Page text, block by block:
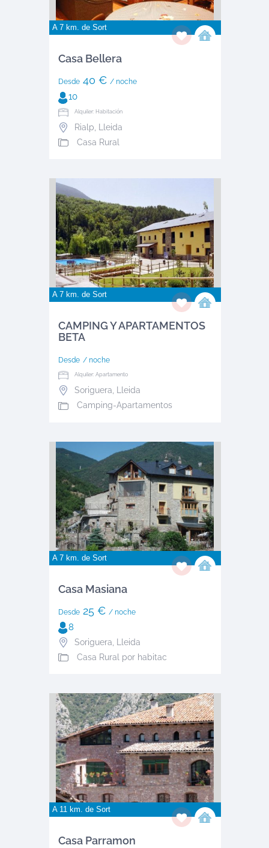
A 7 km. de Sort
Casa Bellera
Desde40 € / noche
10
Alquiler: Habitación
Rialp
Lleida
Casa Rural
A 7 km. de Sort
CAMPING Y APARTAMENTOS
BETA
Desde / noche
Alquiler: Apartamento
Soriguera
Lleida
Camping-Apartamentos
A 7 km. de Sort
Casa Masiana
Desde25 € / noche
8
Soriguera Lleida
Casa Rural por habitac
A 11 km. de Sort
Casa Parramon